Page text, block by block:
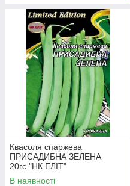
Квасоля спаржева
ПРИСАДИБНА ЗЕЛЕНА
20гс."НК ЕЛІТ"
В наявності